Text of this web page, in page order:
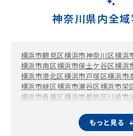
神奈川県内全
横浜市鶴見区横浜市神奈川区横浜
横浜市南区横浜市保土ケ谷区横浜
横浜市港北区横浜市戸塚区横浜市
横浜市緑区横浜市瀬谷区横浜市栄
横浜市青葉区横浜市都筑区川崎市
相模原市緑区（橋本
相模原市南区（相模大野）横須賀市
もっと見る